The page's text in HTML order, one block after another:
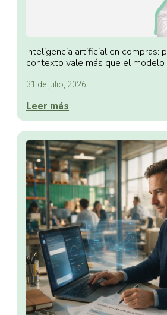
Inteligencia artificial en compras:
contexto vale más que el modelo
31 de julio, 2026
Leer más